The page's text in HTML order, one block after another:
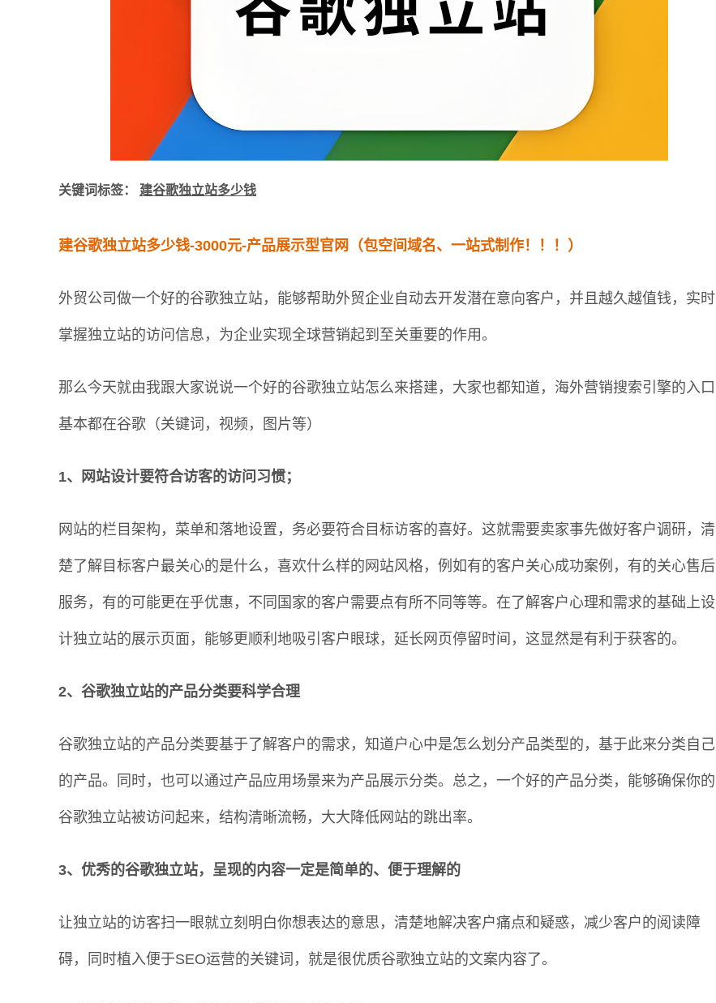
关键词标签： 建谷歌独立站多少钱
建谷歌独立站多少钱-3000元-产品展示型官网（包空间域名、一站式制作！！！）
外贸公司做一个好的谷歌独立站，能够帮助外贸企业自动去开发潜在意向客户，并且越久越值钱，实时
掌握独立站的访问信息，为企业实现全球营销起到至关重要的作用。
那么今天就由我跟大家说说一个好的谷歌独立站怎么来搭建，大家也都知道，海外营销搜索引擎的入口
基本都在谷歌（关键词，视频，图片等）
1、网站设计要符合访客的访问习惯；
网站的栏目架构，菜单和落地设置，务必要符合目标访客的喜好。这就需要卖家事先做好客户调研，清
楚了解目标客户最关心的是什么，喜欢什么样的网站风格，例如有的客户关心成功案例，有的关心售后
服务，有的可能更在乎优惠，不同国家的客户需要点有所不同等等。在了解客户心理和需求的基础上设
计独立站的展示页面，能够更顺利地吸引客户眼球，延长网页停留时间，这显然是有利于获客的。
2、谷歌独立站的产品分类要科学合理
谷歌独立站的产品分类要基于了解客户的需求，知道户心中是怎么划分产品类型的，基于此来分类自己
的产品。同时，也可以通过产品应用场景来为产品展示分类。总之，一个好的产品分类，能够确保你的
谷歌独立站被访问起来，结构清晰流畅，大大降低网站的跳出率。
3、优秀的谷歌独立站，呈现的内容一定是简单的、便于理解的
让独立站的访客扫一眼就立刻明白你想表达的意思，清楚地解决客户痛点和疑惑，减少客户的阅读障
碍，同时植入便于SEO运营的关键词，就是很优质谷歌独立站的文案内容了。